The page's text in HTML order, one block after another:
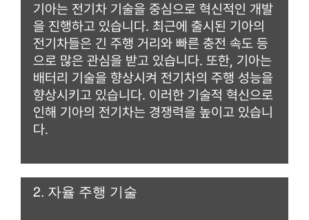
기아는 전기차 기술을 중심으로 혁신적인 개발
을 진행하고 있습니다. 최근에 출시된 기아의
전기차들은 긴 주행 거리와 빠른 충전 속도 등
으로 많은 관심을 받고 있습니다. 또한, 기아는
배터리 기술을 향상시켜 전기차의 주행 성능을
향상시키고 있습니다. 이러한 기술적 혁신으로
인해 기아의 전기차는 경쟁력을 높이고 있습니
다.
2. 자율 주행 기술